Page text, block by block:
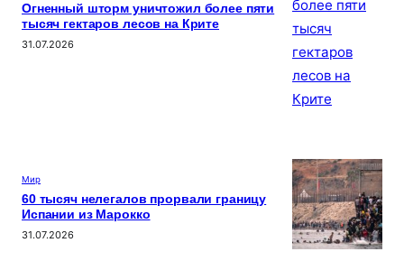
Огненный шторм уничтожил более пяти
тысяч гектаров лесов на Крите
31.07.2026
Мир
60 тысяч нелегалов прорвали границу
Испании из Марокко
31.07.2026